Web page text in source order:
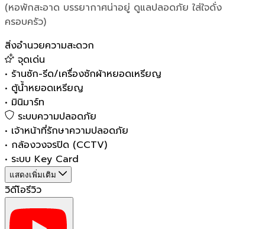
(หอพักสะอาด บรรยากาศน่าอยู่ ดูแลปลอดภัย ใส่ใจดั่ง
ครอบครัว)
สิ่งอำนวยความสะดวก
จุดเด่น
• ร้านซัก-รีด/เครื่องซักผ้าหยอดเหรียญ
• ตู้น้ำหยอดเหรียญ
• มินิมาร์ท
ระบบความปลอดภัย
• เจ้าหน้าที่รักษาความปลอดภัย
• กล้องวงจรปิด (CCTV)
• ระบบ Key Card
แสดงเพิ่มเติม
วิดีโอรีวิว